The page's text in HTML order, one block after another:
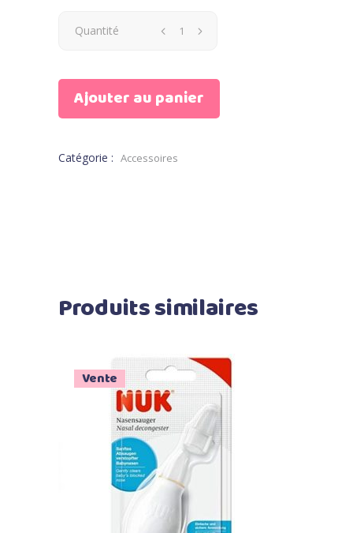
Quantité
Ajouter au panier
Catégorie : Accessoires
Produits similaires
Vente
Ajouter au panier